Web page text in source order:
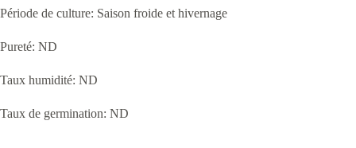
Période de culture: Saison froide et hivernage
Pureté: ND
Taux humidité: ND
Taux de germination: ND